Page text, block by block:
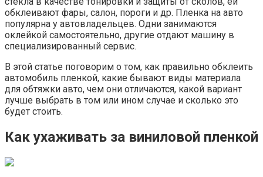
обклеивают фары, салон, пороги и др. Пленка на авто
популярна у автовладельцев. Одни занимаются
оклейкой самостоятельно, другие отдают машину в
специализированный сервис.
В этой статье поговорим о том, как правильно обклеить
автомобиль пленкой, какие бывают виды материала
для обтяжки авто, чем они отличаются, какой вариант
лучше выбрать в том или ином случае и сколько это
будет стоить.
Как ухаживать за виниловой пленкой